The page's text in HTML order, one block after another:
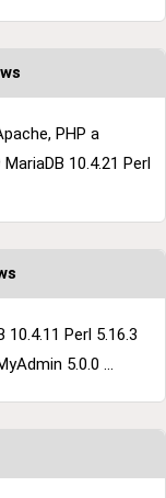
PHP a
10.4.21 Perl
10.4.11 Perl 5.16.3
5.0.0 ...